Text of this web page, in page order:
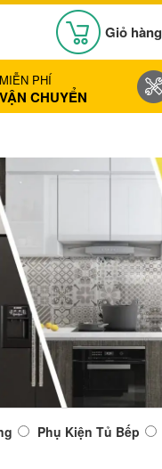
Giỏ hàng
MIỄN PHÍ
VẬN CHUYỂN
Phụ Kiện Tủ Bếp